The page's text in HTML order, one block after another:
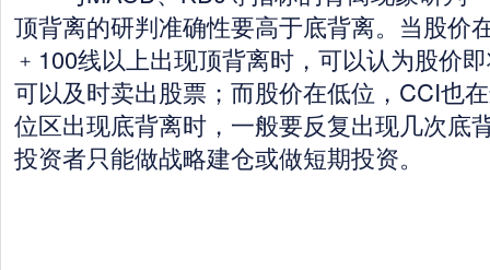
顶背离的研判准确性要高于底背离。当股价
﹢100线以上出现顶背离时，可以认为股价
可以及时卖出股票；而股价在低位，CCI也
位区出现底背离时，一般要反复出现几次底
投资者只能做战略建仓或做短期投资。